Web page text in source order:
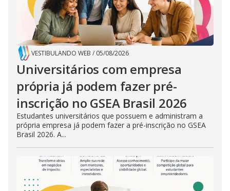
VESTIBULANDO WEB / 05/08/2026
Universitários com empresa
própria já podem fazer pré-
inscrição no GSEA Brasil 2026
Estudantes universitários que possuem e administram a
própria empresa já podem fazer a pré-inscrição no GSEA
Brasil 2026. A...